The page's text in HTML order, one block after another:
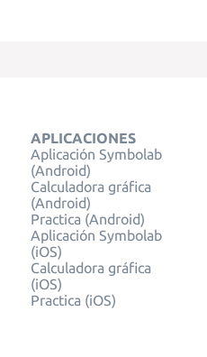
APLICACIONES
Aplicación Symbolab
(Android)
Calculadora gráfica
(Android)
Practica (Android)
Aplicación Symbolab
(iOS)
Calculadora gráfica
(iOS)
Practica (iOS)